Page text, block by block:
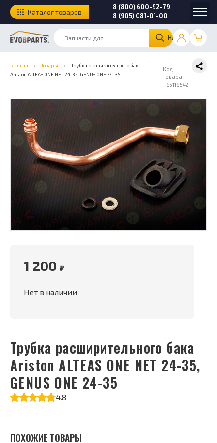
Найти
8 (800) 600-92-79
8 (905) 081-01-00
Каталог товаров
Главная › Товары ›
Трубка расширительного бака
Ariston ALTEAS ONE NET 24-35, GENUS ONE 24-35
Код
товара:
65116542
Трубка расширительного бака
Ariston ALTEAS ONE NET 24-35,
GENUS ONE 24-35
4.8
1 200 ₽
Нет в наличии
ПОХОЖИЕ ТОВАРЫ